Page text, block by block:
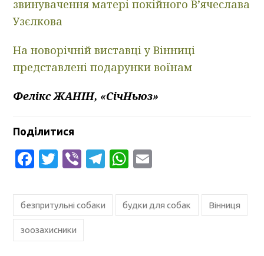
звинувачення матері покійного В’ячеслава
Узєлкова
На новорічній виставці у Вінниці
представлені подарунки воїнам
Фелікс ЖАНІН, «СічНьюз»
Поділитися
Facebook
Twitter
ViberTelegram
WhatsApp
безпритульні собаки будки для собак Вінниця
зоозахисники